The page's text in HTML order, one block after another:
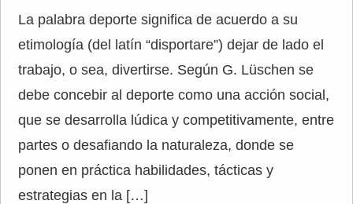
La palabra deporte significa de acuerdo a su
etimología (del latín “disportare”) dejar de lado el
trabajo, o sea, divertirse. Según G. Lüschen se
debe concebir al deporte como una acción social,
que se desarrolla lúdica y competitivamente, entre
partes o desafiando la naturaleza, donde se
ponen en práctica habilidades, tácticas y
estrategias en la […]